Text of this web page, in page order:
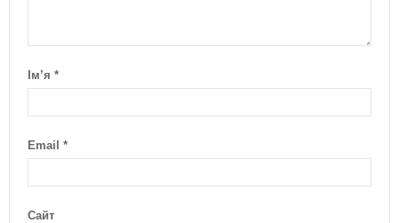
Ім’я *
Email *
Сайт